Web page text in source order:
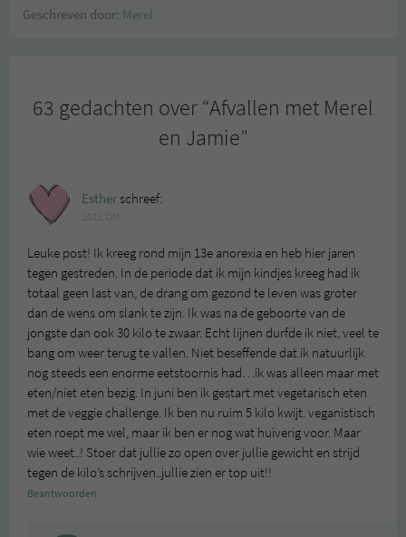
Geschreven door: Merel
63 gedachten over “Afvallen met Merel
en Jamie”
Estherschreef:
Leuke post! Ik kreeg rond mijn 13e anorexia en heb hier jaren
tegen gestreden. In de periode dat ik mijn kindjes kreeg had ik
totaal geen last van, de drang om gezond te leven was groter
dan de wens om slank te zijn. Ik was na de geboorte van de
jongste dan ook 30 kilo te zwaar. Echt lijnen durfde ik niet, veel te
bang om weer terug te vallen. Niet beseffende dat ik natuurlijk
nog steeds een enorme eetstoornis had…ik was alleen maar met
eten/niet eten bezig. In juni ben ik gestart met vegetarisch eten
met de veggie challenge. Ik ben nu ruim 5 kilo kwijt. veganistisch
eten roept me wel, maar ik ben er nog wat huiverig voor. Maar
wie weet..! Stoer dat jullie zo open over jullie gewicht en strijd
tegen de kilo’s schrijven..jullie zien er top uit!!
Beantwoorden